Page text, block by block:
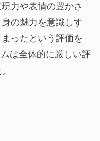
力や表情の豊かさ
の魅力を意識しす
ったという評価を
は全体的に厳しい評